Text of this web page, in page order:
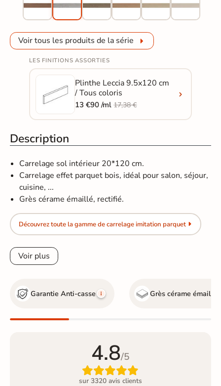
Voir tous les produits de la série
LES FINITIONS ASSORTIES
Plinthe Leccia 9.5x120 cm
/ Tous coloris
13 €90 /ml17,38 €
Description
Carrelage sol intérieur 20*120 cm.
Carrelage effet parquet bois, idéal pour salon, séjour,
cuisine, ...
Grès cérame émaillé, rectifié.
Découvrez toute la gamme de carrelage imitation parquet
Voir plus
Garantie Anti-casse Grès cérame émaillé
4.8/5

sur 3320 avis clients